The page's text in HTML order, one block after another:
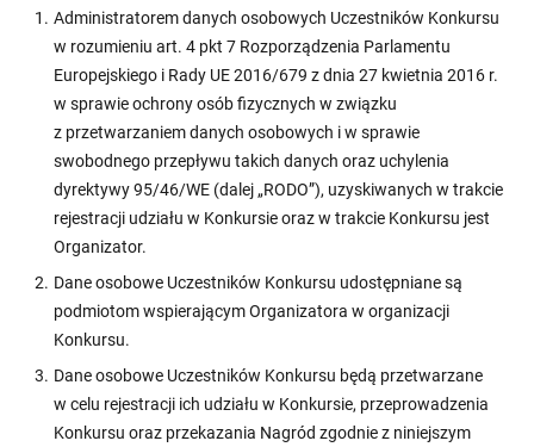
Administratorem danych osobowych Uczestników Konkursu
w rozumieniu art. 4 pkt 7 Rozporządzenia Parlamentu
Europejskiego i Rady UE 2016/679 z dnia 27 kwietnia 2016 r.
w sprawie ochrony osób fizycznych w związku
z przetwarzaniem danych osobowych i w sprawie
swobodnego przepływu takich danych oraz uchylenia
dyrektywy 95/46/WE (dalej „RODO”), uzyskiwanych w trakcie
rejestracji udziału w Konkursie oraz w trakcie Konkursu jest
Organizator.
Dane osobowe Uczestników Konkursu udostępniane są
podmiotom wspierającym Organizatora w organizacji
Konkursu.
Dane osobowe Uczestników Konkursu będą przetwarzane
w celu rejestracji ich udziału w Konkursie, przeprowadzenia
Konkursu oraz przekazania Nagród zgodnie z niniejszym